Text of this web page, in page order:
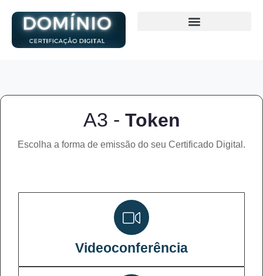
A3 - Token
Escolha a forma de emissão do seu Certificado Digital.
Videoconferência